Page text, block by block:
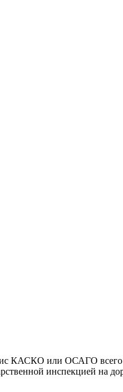
КАСКО или ОСАГО
инспекцией на